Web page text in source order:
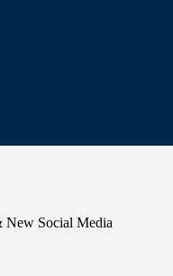
New Social Media